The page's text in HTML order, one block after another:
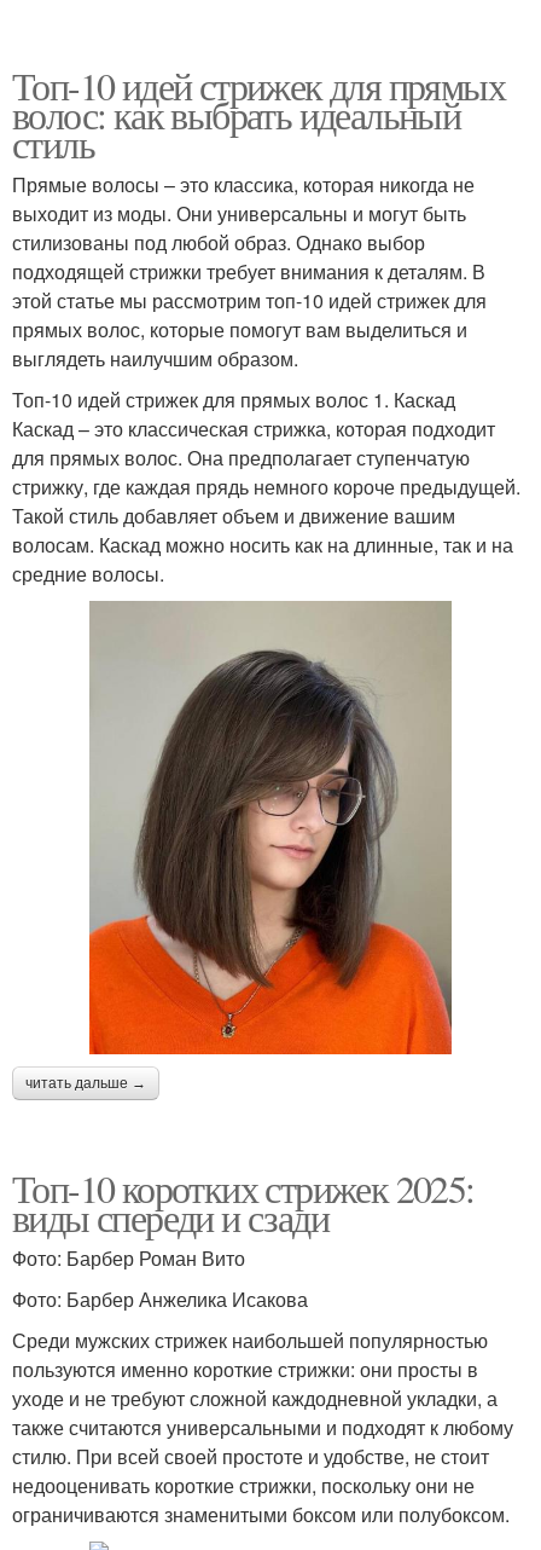
Топ-10 идей стрижек для прямых
волос: как выбрать идеальный
стиль
Прямые волосы – это классика, которая никогда не
выходит из моды. Они универсальны и могут быть
стилизованы под любой образ. Однако выбор
подходящей стрижки требует внимания к деталям. В
этой статье мы рассмотрим топ-10 идей стрижек для
прямых волос, которые помогут вам выделиться и
выглядеть наилучшим образом.
Топ-10 идей стрижек для прямых волос 1. Каскад
Каскад – это классическая стрижка, которая подходит
для прямых волос. Она предполагает ступенчатую
стрижку, где каждая прядь немного короче предыдущей.
Такой стиль добавляет объем и движение вашим
волосам. Каскад можно носить как на длинные, так и на
средние волосы.
читать дальше →
Топ-10 коротких стрижек 2025:
виды спереди и сзади
Фото: Барбер Роман Вито
Фото: Барбер Анжелика Исакова
Среди мужских стрижек наибольшей популярностью
пользуются именно короткие стрижки: они просты в
уходе и не требуют сложной каждодневной укладки, а
также считаются универсальными и подходят к любому
стилю. При всей своей простоте и удобстве, не стоит
недооценивать короткие стрижки, поскольку они не
ограничиваются знаменитыми боксом или полубоксом.